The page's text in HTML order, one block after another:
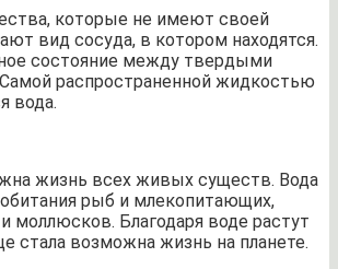
которые не имеют своей
вид сосуда, в котором находятся.
состояние между твердыми
Самой распространенной жидкостью
вода.
жизнь всех живых существ. Вода
рыб и млекопитающих,
моллюсков. Благодаря воде растут
стала возможна жизнь на планете.